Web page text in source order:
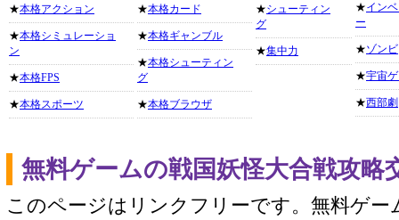
★本格アクション
★本格シミュレーショ
ン
★本格FPS
★本格スポーツ
★本格カード
★本格ギャンブル
★本格シューティン
グ
★本格ブラウザ
★シューティン
グ
★集中力
★イン
ー
★ゾンビ
★宇宙
★西部劇
無料ゲームの戦国妖怪大合戦攻略
このページはリンクフリーです。無料ゲー